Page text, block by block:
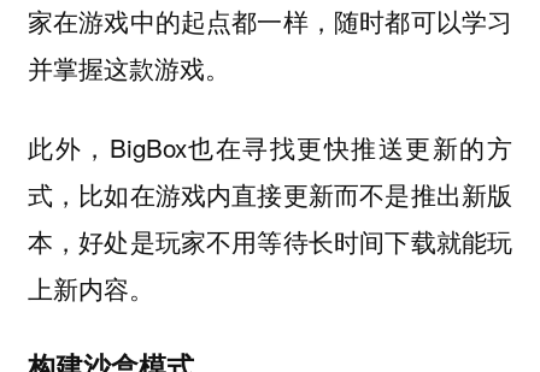
家在游戏中的起点都一样，随时都可以学习
并掌握这款游戏。
此外，BigBox也在寻找更快推送更新的方
式，比如在游戏内直接更新而不是推出新版
本，好处是玩家不用等待长时间下载就能玩
上新内容。